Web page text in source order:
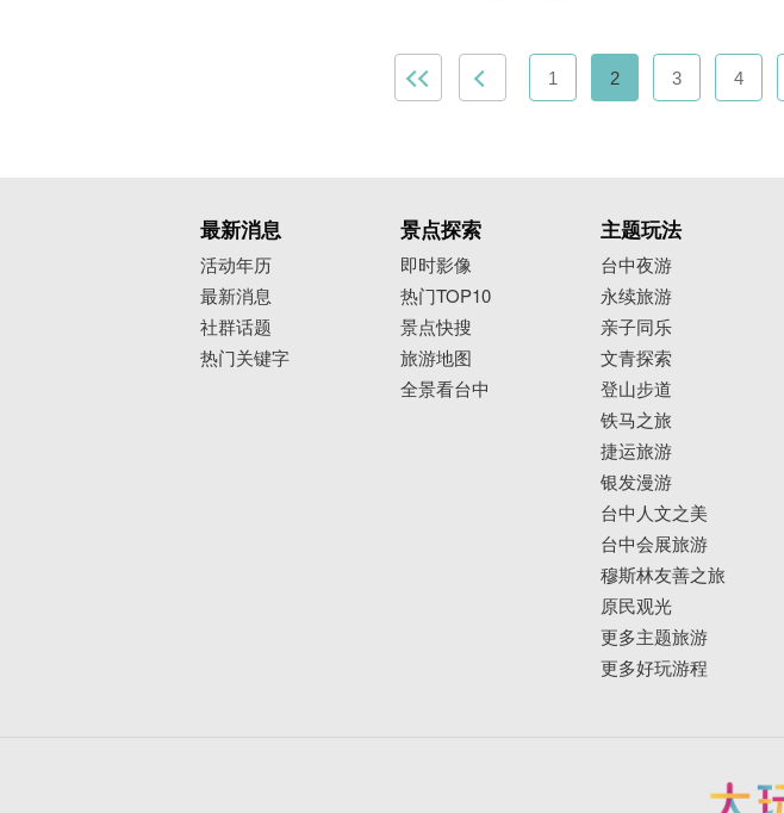
1 2 3 4
最新消息
活动年历
最新消息
社群话题
热门关键字
景点探索
即时影像
热门TOP10
景点快搜
旅游地图
全景看台中
主题玩法
台中夜游
永续旅游
亲子同乐
文青探索
登山步道
铁马之旅
捷运旅游
银发漫游
台中人文之美
台中会展旅游
穆斯林友善之旅
原民观光
更多主题旅游
更多好玩游程